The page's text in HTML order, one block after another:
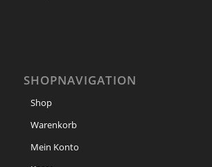
SHOPNAVIGATION
Shop
Warenkorb
Mein Konto